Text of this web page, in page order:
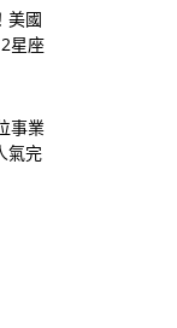
美國
星座
事業
氣完